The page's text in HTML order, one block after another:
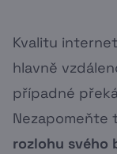
Kvalitu
hlavně
případné
Nezapomeňte
rozlohu svého